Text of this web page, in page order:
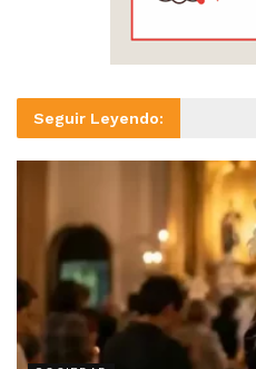
Seguir Leyendo: